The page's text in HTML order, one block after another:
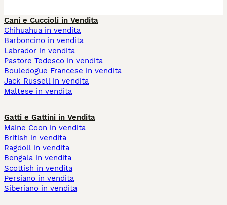
Cani e Cuccioli in Vendita
Chihuahua in vendita
Barboncino in vendita
Labrador in vendita
Pastore Tedesco in vendita
Bouledogue Francese in vendita
Jack Russell in vendita
Maltese in vendita
Gatti e Gattini in Vendita
Maine Coon in vendita
British in vendita
Ragdoll in vendita
Bengala in vendita
Scottish in vendita
Persiano in vendita
Siberiano in vendita